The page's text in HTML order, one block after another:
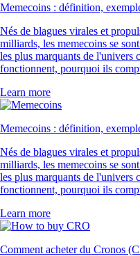
Memecoins : définition,
Nés de blagues virales et
milliards, les memecoins se
les plus marquants de l'univers
fonctionnent, pourquoi ils
Learn more
Memecoins : définition,
Nés de blagues virales et
milliards, les memecoins se
les plus marquants de l'univers
fonctionnent, pourquoi ils
Learn more
Comment acheter du Cronos